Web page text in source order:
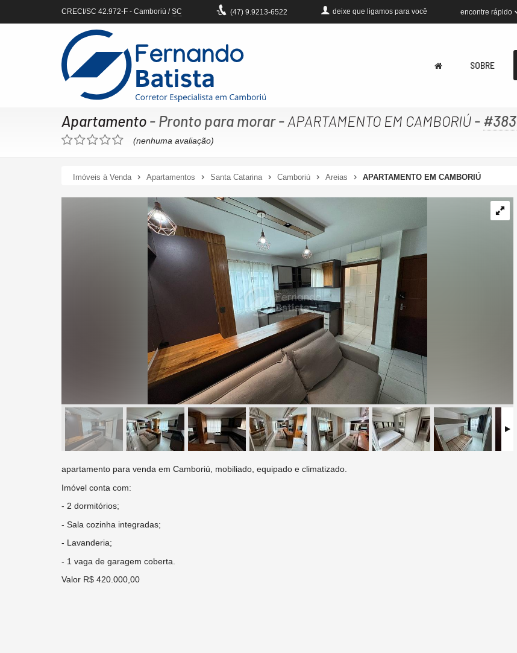
CRECI/SC 42.972-F - Camboriú /SC (47) 9.9213-6522 deixe que ligamos para você encontre rápido
SOBRE
Apartamento - Pronto para morar- APARTAMENTO EM CAMBORIÚ - #383
(nenhuma avaliação)
Imóveis à Venda Apartamentos Santa Catarina Camboriú Areias APARTAMENTO EM CAMBORIÚ
apartamento para venda em Camboriú, mobiliado, equipado e climatizado.
Imóvel conta com:
- 2 dormitórios;
- Sala cozinha integradas;
- Lavanderia;
- 1 vaga de garagem coberta.
Valor R$ 420.000,00